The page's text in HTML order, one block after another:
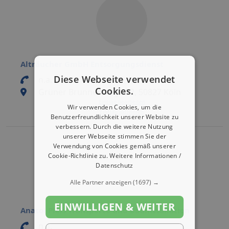
Alträucher GmbH Entsorgungsdienst
Grüner Brunnenweg 172, 50827 Köln
Eintrag aktivieren
Anatol Pleis Transporte und Bauinstallation
n.a.
Diese Webseite verwendet
Cookies.
Wir verwenden Cookies, um die
Benutzerfreundlichkeit unserer Website zu
verbessern. Durch die weitere Nutzung
unserer Webseite stimmen Sie der
Verwendung von Cookies gemäß unserer
Cookie-Richtlinie zu.Weitere Informationen /
Datenschutz
Alle Partner anzeigen(1697) →
EINWILLIGEN & WEITER